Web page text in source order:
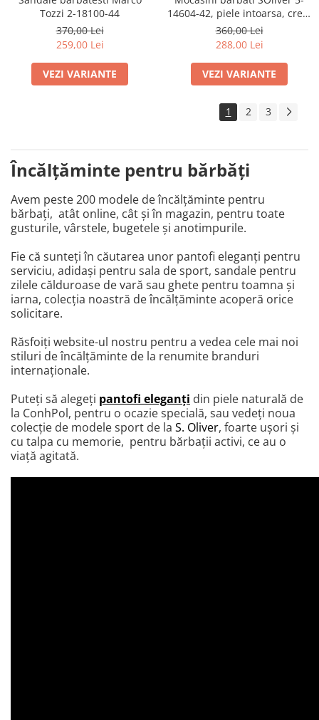
Tozzi 2-18100-44
370,00 Lei
259,00 Lei
VEZI VARIANTE
14604-42, piele intoarsa, crem
inchis
360,00 Lei
288,00 Lei
VEZI VARIANTE
1 2 3
Încălțăminte pentru bărbăți
Avem peste 200 modele de încălţăminte pentru
bărbaţi, atât online, cât şi în magazin, pentru toate
gusturile, vârstele, bugetele şi anotimpurile.
Fie că sunteţi în căutarea unor pantofi eleganţi pentru
serviciu, adidaşi pentru sala de sport, sandale pentru
zilele călduroase de vară sau ghete pentru toamna şi
iarna, colecţia noastră de încălţăminte acoperă orice
solicitare.
Răsfoiţi website-ul nostru pentru a vedea cele mai noi
stiluri de încălţăminte de la renumite branduri
internaţionale.
Puteţi să alegeţi pantofi eleganţi din piele naturală de
la ConhPol, pentru o ocazie specială, sau vedeţi noua
colecţie de modele sport de la S. Oliver, foarte uşori şi
cu talpa cu memorie, pentru bărbaţii activi, ce au o
viaţă agitată.